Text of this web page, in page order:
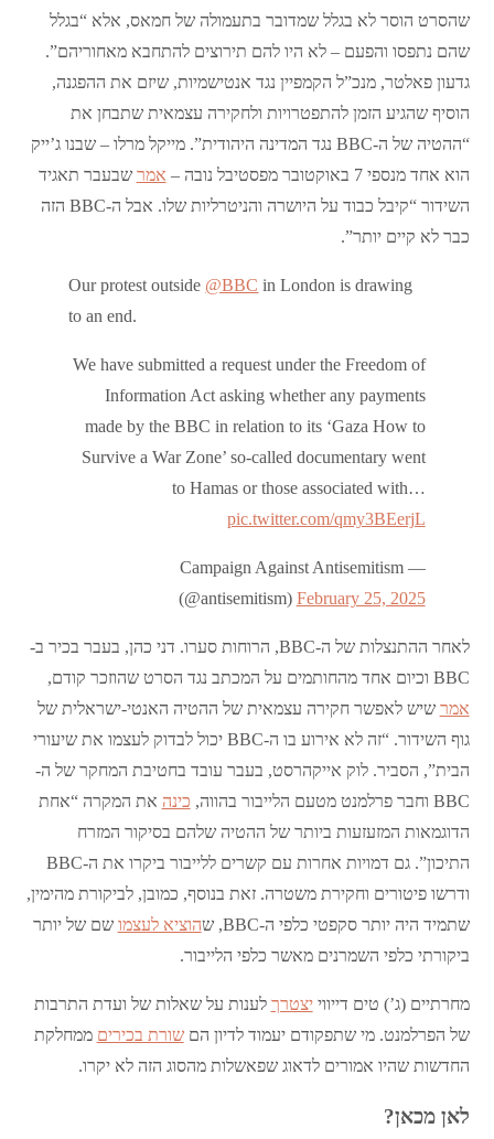
שהסרט הוסר לא בגלל שמדובר בתעמולה של חמאס, אלא “בגלל
שהם נתפסו והפעם – לא היו להם תירוצים להתחבא מאחוריהם”.
גדעון פאלטר, מנכ”ל הקמפיין נגד אנטישמיות, שיזם את ההפגנה,
הוסיף שהגיע הזמן להתפטרויות ולחקירה עצמאית שתבחן את
“ההטיה של ה-BBC נגד המדינה היהודית”. מייקל מרלו – שבנו ג’ייק
הוא אחד מנספי 7 באוקטובר מפסטיבל נובה –
אמר שבעבר תאגיד
השידור “קיבל כבוד על היושרה והניטרליות שלו. אבל ה-BBC הזה
כבר לא קיים יותר”.
Our protest outside @BBC in London is drawing
to an end.
We have submitted a request under the Freedom of
Information Act asking whether any payments
made by the BBC in relation to its ‘Gaza How to
Survive a War Zone’ so-called documentary went
to Hamas or those associated with…
pic.twitter.com/qmy3BEerjL
— Campaign Against Antisemitism
(@antisemitism) February 25, 2025
לאחר ההתנצלות של ה-BBC, הרוחות סערו. דני כהן, בעבר בכיר ב-
BBC וכיום אחד מהחותמים על המכתב נגד הסרט שהוזכר קודם,
אמר שיש לאפשר חקירה עצמאית של ההטיה האנטי-ישראלית של
גוף השידור. “זה לא אירוע בו ה-BBC יכול לבדוק לעצמו את שיעורי
הבית”, הסביר. לוק אייקהרסט, בעבר עובד בחטיבת המחקר של ה-
BBC וחבר פרלמנט מטעם הלייבור בהווה,
כינה את המקרה “אחת
הדוגמאות המזעזעות ביותר של ההטיה שלהם בסיקור המזרח
התיכון”. גם דמויות אחרות עם קשרים ללייבור ביקרו את ה-BBC
ודרשו פיטורים וחקירת משטרה. זאת בנוסף, כמובן, לביקורת מהימין,
שתמיד היה יותר סקפטי כלפי ה-BBC, ש
הוציא לעצמו שם של יותר
ביקורתי כלפי השמרנים מאשר כלפי הלייבור.
מחרתיים (ג’) טים דייווייצטרך לענות על שאלות של ועדת התרבות
של הפרלמנט. מי שתפקודם יעמוד לדיון הםשורת בכירים ממחלקת
החדשות שהיו אמורים לדאוג שפאשלות מהסוג הזה לא יקרו.
לאן מכאן?